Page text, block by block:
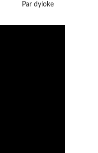
Par dyloke